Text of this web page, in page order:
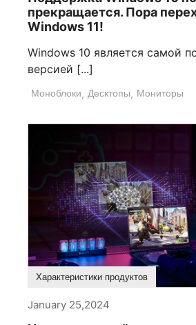
прекращается. Пора
Windows 11!
Windows 10 является самой
версией [...]
Моноблоки, Десктопы, Мониторы
Что купить
Характеристики продуктов
January 25,2024